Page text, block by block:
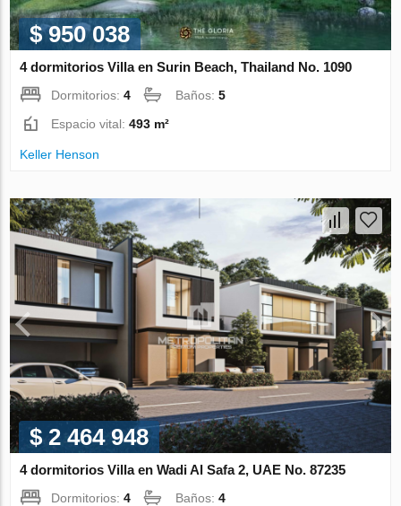
$ 950 038
4 dormitorios Villa en Surin Beach, Thailand No. 1090
Dormitorios:4 Baños:5
Espacio vital:493 m²
Keller Henson
$ 2 464 948
4 dormitorios Villa en Wadi Al Safa 2, UAE No. 87235
Dormitorios:4 Baños:4